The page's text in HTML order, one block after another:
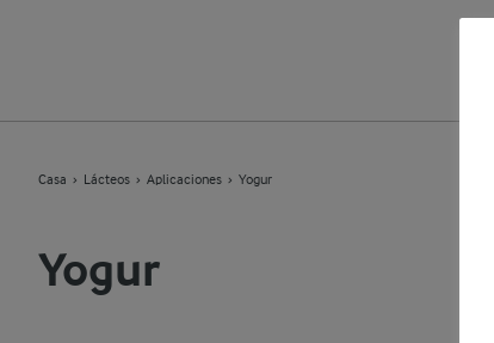
Casa Lácteos Aplicaciones Yogur
Yogur